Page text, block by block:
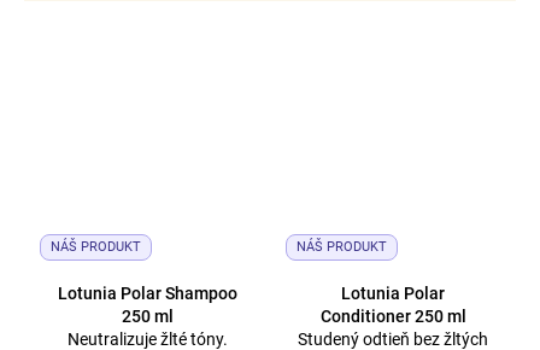
NÁŠ PRODUKT
Lotunia Polar Shampoo
250 ml
Neutralizuje žlté tóny.
NÁŠ PRODUKT
Lotunia Polar
Conditioner 250 ml
Studený odtieň bez žltých